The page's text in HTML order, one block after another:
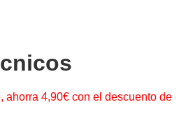
ahorra 4,90€ con el descuento de